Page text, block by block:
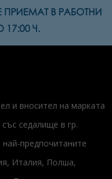
В РАБОТНИ
17:00 Ч.
и вносител на марката
седалище в гр.
предпочитаните
Италия, Полша,